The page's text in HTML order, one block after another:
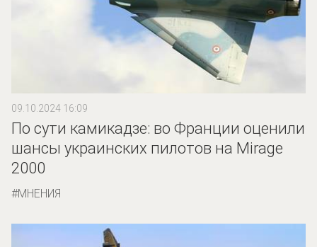
09.10.2024 16:09
По сути камикадзе: во Франции оценили
шансы украинских пилотов на Mirage
2000
МНЕНИЯ